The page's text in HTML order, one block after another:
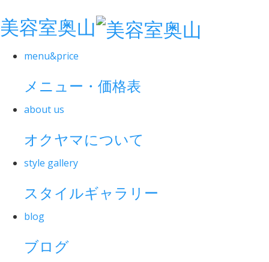
美容室奥山
menu&price
メニュー・価格表
about us
オクヤマについて
style gallery
スタイルギャラリー
blog
ブログ